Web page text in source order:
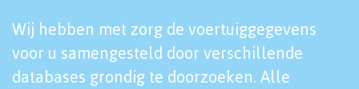
Wij hebben met zorg de voertuiggegevens
voor u samengesteld door verschillende
databases grondig te doorzoeken. Alle